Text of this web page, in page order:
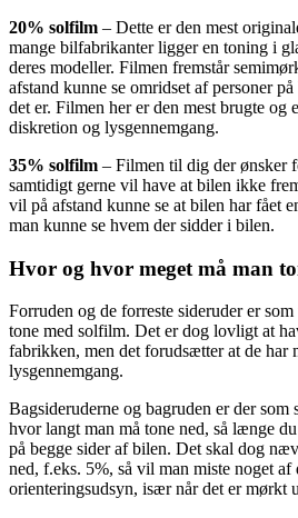
20% solfilm – Dette er den mest
mange bilfabrikanter ligger en toning i
deres modeller. Filmen fremstår
afstand kunne se omridset af personer
det er. Filmen her er den mest brugte og
diskretion og lysgennemgang.
35% solfilm – Filmen til dig der ønsker
samtidigt gerne vil have at bilen ikke
vil på afstand kunne se at bilen har fået
man kunne se hvem der sidder i bilen.
Hvor og hvor meget må man
Forruden og de forreste sideruder er
tone med solfilm. Det er dog lovligt at
fabrikken, men det forudsætter at de har
lysgennemgang.
Bagsideruderne og bagruden er der som
hvor langt man må tone ned, så længe
på begge sider af bilen. Det skal dog
ned, f.eks. 5%, så vil man miste noget af
orienteringsudsyn, især når det er mørkt